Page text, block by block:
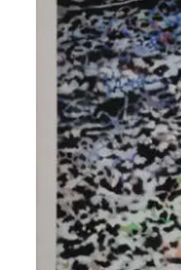
Jean-